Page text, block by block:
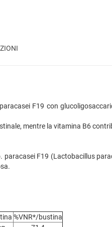
F19 con
mentre la vitamina B6
F19 (Lactobacillus
%VNR*/bustina